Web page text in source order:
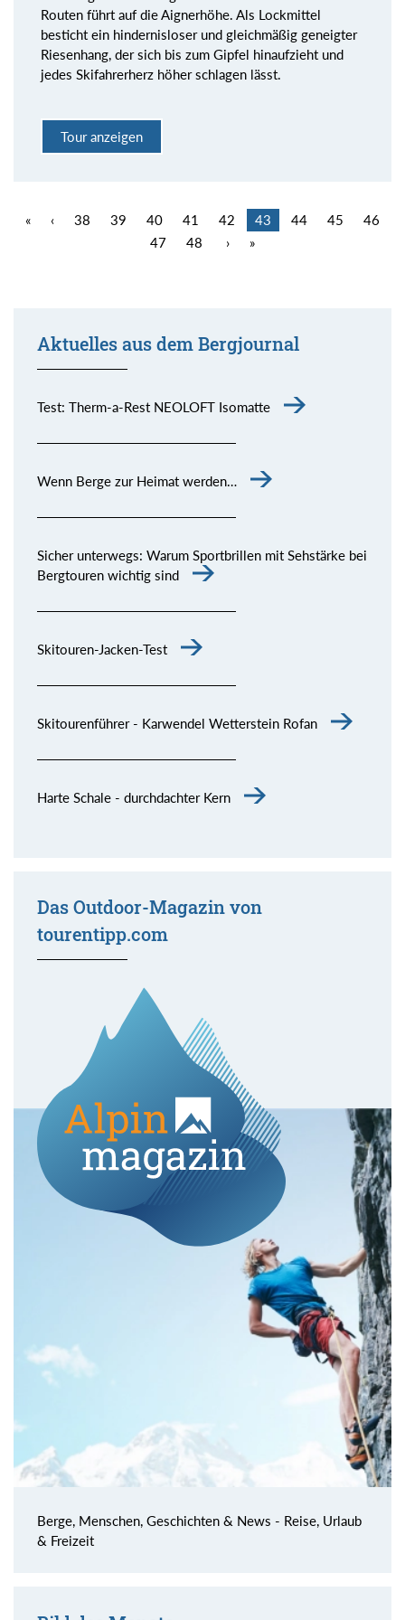
Routen führt auf die Aignerhöhe. Als Lockmittel
besticht ein hindernisloser und gleichmäßig geneigter
Riesenhang, der sich bis zum Gipfel hinaufzieht und
jedes Skifahrerherz höher schlagen lässt.
Tour anzeigen
« ‹ 38 39 40 41 42 43 44 45
46
47
48 › »
Aktuelles aus dem Bergjournal
Test: Therm-a-Rest NEOLOFT Isomatte
Wenn Berge zur Heimat werden…
Sicher unterwegs: Warum Sportbrillen mit Sehstärke bei
Bergtouren wichtig sind
Skitouren-Jacken-Test
Skitourenführer - Karwendel Wetterstein Rofan
Harte Schale - durchdachter Kern
Das Outdoor-Magazin von
tourentipp.com
Berge, Menschen, Geschichten & News - Reise, Urlaub
& Freizeit